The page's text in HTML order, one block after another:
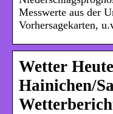
Messwerte aus der
Vorhersagekarten,
Wetter
Hainichen/